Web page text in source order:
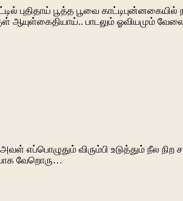
புதிதாய் பூத்த பூவை
ஆயுள்கைதியாய்.. பாடலும் ஓவியமும்
விரும்பி உடுத்தும் நீல நிற
வேறொரு…